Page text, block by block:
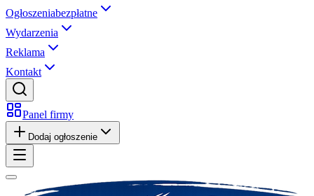
Ogłoszeniabezpłatne
Wydarzenia
Reklama
Kontakt
Panel firmy
Dodaj ogłoszenie